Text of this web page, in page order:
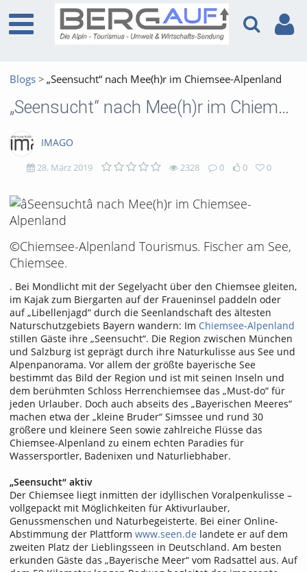
Blogs „Seensucht“ nach Mee(h)r im Chiemsee-Alpenland
„Seensucht“ nach Mee(h)r im Chiemsee-Alpenland
IMAGO
28. März 2019 2328
2328
views
0
Kommentare
0
likes
0
favorites
©Chiemsee-Alpenland Tourismus. Fischer am See,
Chiemsee.
. Bei Mondlicht mit der Segelyacht über den Chiemsee gleiten,
im Kajak zum Biergarten auf der Fraueninsel paddeln oder
auf „Libellenjagd“ durch die Seenlandschaft des ältesten
Naturschutzgebiets Bayern wandern: Im Chiemsee-Alpenland
stillen Gäste ihre „Seensucht“. Die Region zwischen München
und Salzburg ist geprägt durch ihre Naturkulisse aus See und
Alpenpanorama. Vor allem der größte bayerische See
bestimmt das Bild der Region und ist mit seinen Inseln und
dem berühmten Schloss Herrenchiemsee das „Must-do“ für
jeden Urlauber. Doch auch abseits des „Bayerischen Meeres“
machen etwa der „kleine Bruder“ Simssee und rund 30
größere und kleinere Seen sowie zahlreiche Flüsse das
Chiemsee-Alpenland zu einem echten Paradies für
Wassersportler, Badenixen und Naturliebhaber.
„Seensucht“ aktiv
Der Chiemsee liegt inmitten der idyllischen Voralpenkulisse –
vollgepackt mit Möglichkeiten für Aktivurlauber,
Genussmenschen und Naturbegeisterte. Bei einer Online-
Abstimmung der Plattform www.seen.de landete er auf dem
zweiten Platz der Lieblingsseen in Deutschland. Am besten
erkunden Gäste das „Bayerische Meer“ vom Radsattel aus. Auf